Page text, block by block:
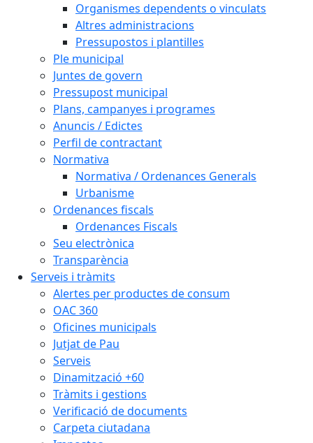
Organismes dependents o vinculats
Altres administracions
Pressupostos i plantilles
Ple municipal
Juntes de govern
Pressupost municipal
Plans, campanyes i programes
Anuncis / Edictes
Perfil de contractant
Normativa
Normativa / Ordenances Generals
Urbanisme
Ordenances fiscals
Ordenances Fiscals
Seu electrònica
Transparència
Serveis i tràmits
Alertes per productes de consum
OAC 360
Oficines municipals
Jutjat de Pau
Serveis
Dinamització +60
Tràmits i gestions
Verificació de documents
Carpeta ciutadana